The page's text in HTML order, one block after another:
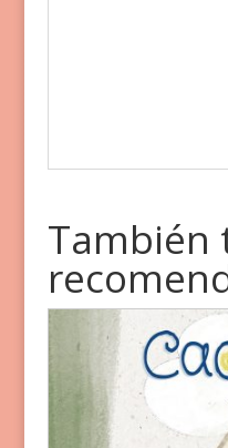
También